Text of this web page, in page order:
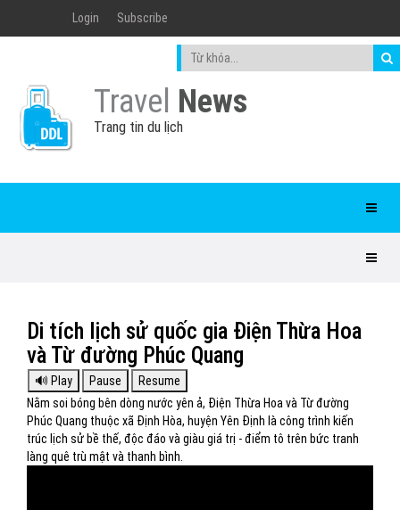
Login Subscribe
Travel News
Trang tin du lịch
Di tích lịch sử quốc gia Điện Thừa Hoa
và Từ đường Phúc Quang
Nằm soi bóng bên dòng nước yên ả, Điện Thừa Hoa và Từ đường
Phúc Quang thuộc xã Định Hòa, huyện Yên Định là công trình kiến
trúc lịch sử bề thế, độc đáo và giàu giá trị - điểm tô trên bức tranh
làng quê trù mật và thanh bình.